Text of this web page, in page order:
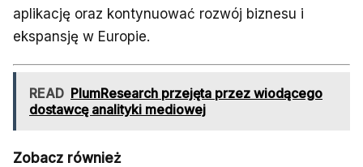
aplikację oraz kontynuować rozwój biznesu i
ekspansję w Europie.
READ PlumResearch przejęta przez wiodącego
dostawcę analityki mediowej
Zobacz również